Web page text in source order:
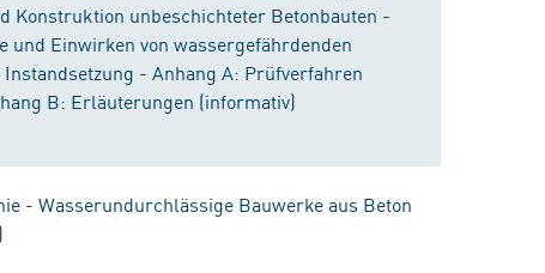
Konstruktion unbeschichteter Betonbauten -
und Einwirken von wassergefährdenden
Instandsetzung - Anhang A: Prüfverfahren
B: Erläuterungen (informativ)
- Wasserundurchlässige Bauwerke aus Beton